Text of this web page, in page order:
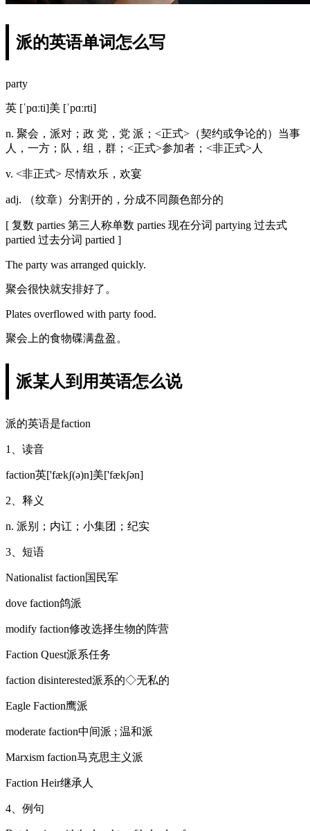
派的英语单词怎么写
party
英 [ˈpɑːti]美 [ˈpɑːrti]
n. 聚会，派对；政 党，党 派；<正式>（契约或争论的）当事
人，一方；队，组，群；<正式>参加者；<非正式>人
v. <非正式> 尽情欢乐，欢宴
adj. （纹章）分割开的，分成不同颜色部分的
[ 复数 parties 第三人称单数 parties 现在分词 partying 过去式
partied 过去分词 partied ]
The party was arranged quickly.
聚会很快就安排好了。
Plates overflowed with party food.
聚会上的食物碟满盘盈。
派某人到用英语怎么说
派的英语是faction
1、读音
faction英['fækʃ(ə)n]美['fækʃən]
2、释义
n. 派别；内讧；小集团；纪实
3、短语
Nationalist faction国民军
dove faction鸽派
modify faction修改选择生物的阵营
Faction Quest派系任务
faction disinterested派系的◇无私的
Eagle Faction鹰派
moderate faction中间派 ; 温和派
Marxism faction马克思主义派
Faction Heir继承人
4、例句